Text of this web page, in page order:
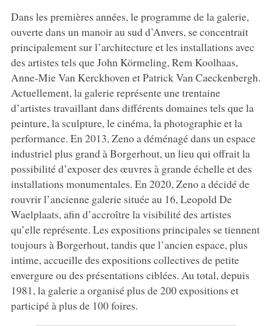
Dans les premières années, le programme de la galerie,
ouverte dans un manoir au sud d’Anvers, se concentrait
principalement sur l’architecture et les installations avec
des artistes tels que John Körmeling, Rem Koolhaas,
Anne-Mie Van Kerckhoven et Patrick Van Caeckenbergh.
Actuellement, la galerie représente une trentaine
d’artistes travaillant dans différents domaines tels que la
peinture, la sculpture, le cinéma, la photographie et la
performance. En 2013, Zeno a déménagé dans un espace
industriel plus grand à Borgerhout, un lieu qui offrait la
possibilité d’exposer des œuvres à grande échelle et des
installations monumentales. En 2020, Zeno a décidé de
rouvrir l’ancienne galerie située au 16, Leopold De
Waelplaats, afin d’accroître la visibilité des artistes
qu’elle représente. Les expositions principales se tiennent
toujours à Borgerhout, tandis que l’ancien espace, plus
intime, accueille des expositions collectives de petite
envergure ou des présentations ciblées. Au total, depuis
1981, la galerie a organisé plus de 200 expositions et
participé à plus de 100 foires.